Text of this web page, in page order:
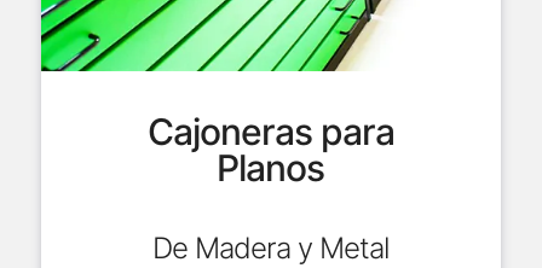
Cajoneras para
Planos
De Madera y Metal